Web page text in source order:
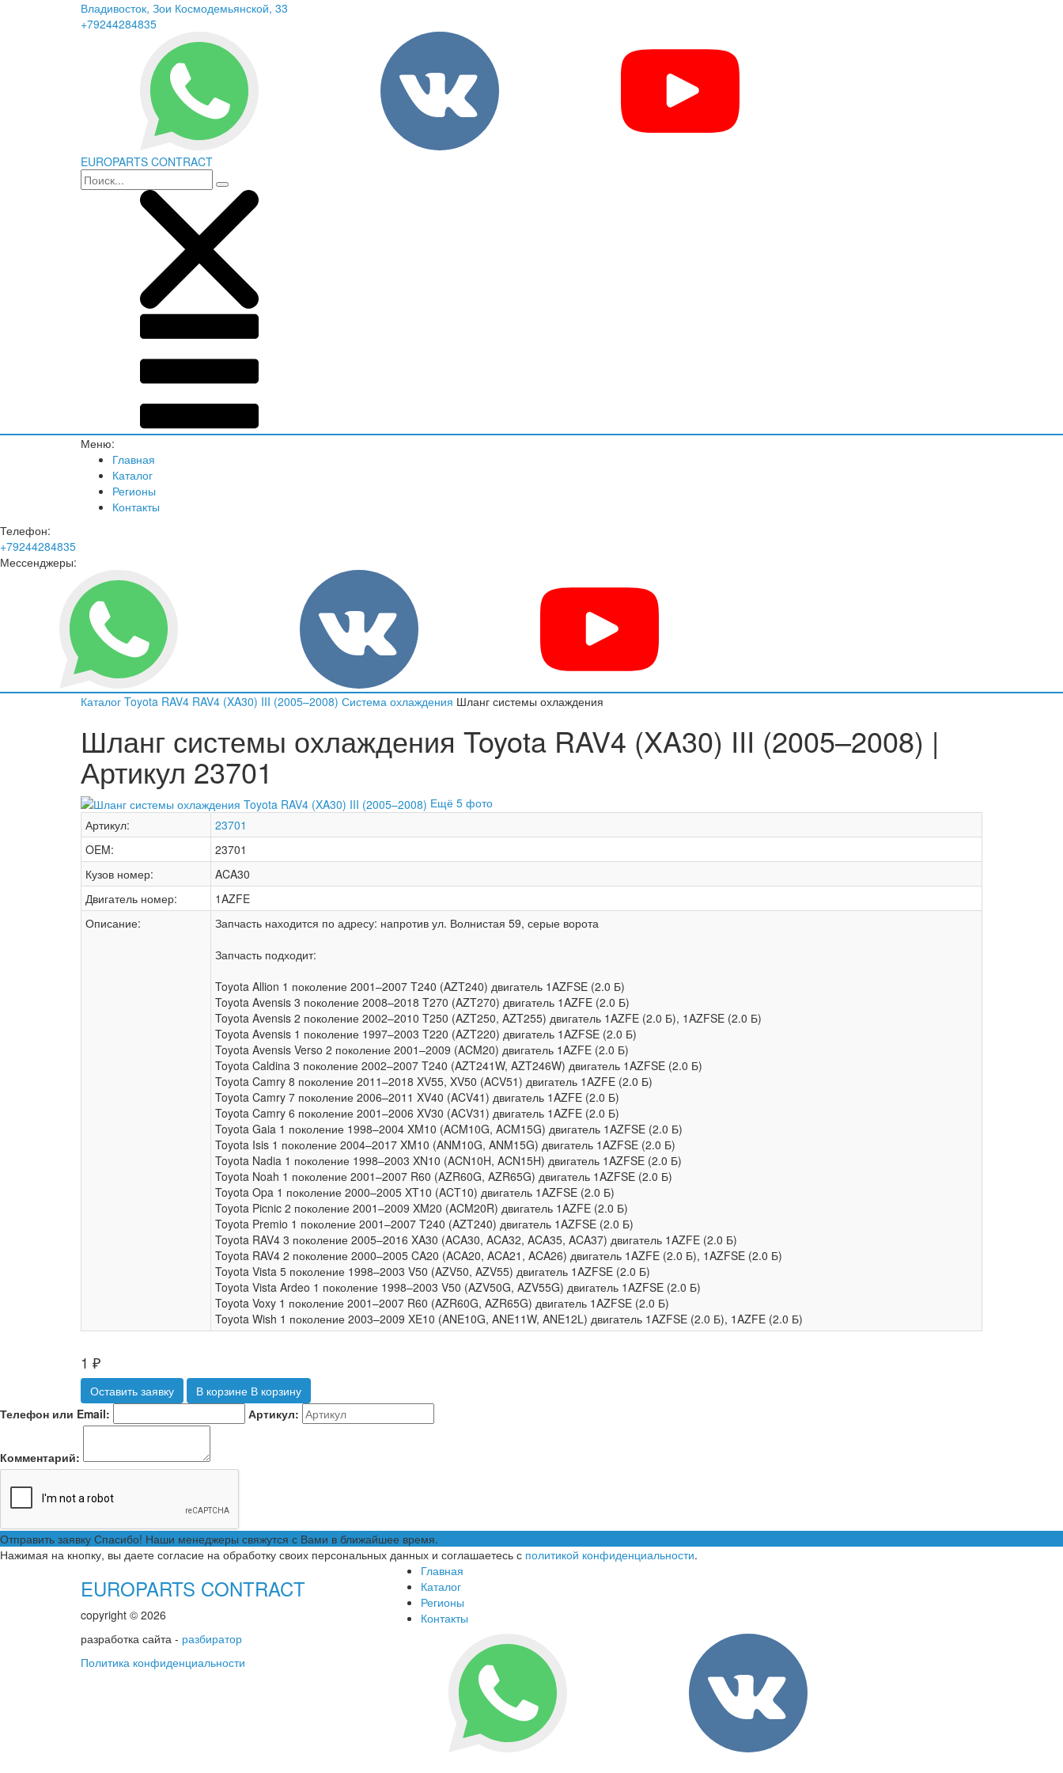
Владивосток, Зои Космодемьянской, 33
+79244284835
EUROPARTS CONTRACT
Меню:
Главная
Каталог
Регионы
Контакты
Телефон:
+79244284835
Мессенджеры:
Каталог Toyota RAV4 RAV4 (XA30) III (2005–2008) Система охлаждения Шланг системы охлаждения
Шланг системы охлаждения Toyota RAV4 (XA30) III (2005–2008) |
Артикул 23701
Ещё 5 фото
Артикул:
23701
OEM:
23701
Кузов номер:
ACA30
Двигатель номер:
1AZFE
Описание:
Запчасть находится по адресу: напротив ул. Волнистая 59, серые ворота
Запчасть подходит:
Toyota Allion 1 поколение 2001–2007 T240 (AZT240) двигатель 1AZFSE (2.0 Б)
Toyota Avensis 3 поколение 2008–2018 T270 (AZT270) двигатель 1AZFE (2.0 Б)
Toyota Avensis 2 поколение 2002–2010 T250 (AZT250, AZT255) двигатель 1AZFE (2.0 Б), 1AZFSE (2.0 Б)
Toyota Avensis 1 поколение 1997–2003 T220 (AZT220) двигатель 1AZFSE (2.0 Б)
Toyota Avensis Verso 2 поколение 2001–2009 (ACM20) двигатель 1AZFE (2.0 Б)
Toyota Caldina 3 поколение 2002–2007 T240 (AZT241W, AZT246W) двигатель 1AZFSE (2.0 Б)
Toyota Camry 8 поколение 2011–2018 XV55, XV50 (ACV51) двигатель 1AZFE (2.0 Б)
Toyota Camry 7 поколение 2006–2011 XV40 (ACV41) двигатель 1AZFE (2.0 Б)
Toyota Camry 6 поколение 2001–2006 XV30 (ACV31) двигатель 1AZFE (2.0 Б)
Toyota Gaia 1 поколение 1998–2004 XM10 (ACM10G, ACM15G) двигатель 1AZFSE (2.0 Б)
Toyota Isis 1 поколение 2004–2017 XM10 (ANM10G, ANM15G) двигатель 1AZFSE (2.0 Б)
Toyota Nadia 1 поколение 1998–2003 XN10 (ACN10H, ACN15H) двигатель 1AZFSE (2.0 Б)
Toyota Noah 1 поколение 2001–2007 R60 (AZR60G, AZR65G) двигатель 1AZFSE (2.0 Б)
Toyota Opa 1 поколение 2000–2005 XT10 (ACT10) двигатель 1AZFSE (2.0 Б)
Toyota Picnic 2 поколение 2001–2009 XM20 (ACM20R) двигатель 1AZFE (2.0 Б)
Toyota Premio 1 поколение 2001–2007 T240 (AZT240) двигатель 1AZFSE (2.0 Б)
Toyota RAV4 3 поколение 2005–2016 XA30 (ACA30, ACA32, ACA35, ACA37) двигатель 1AZFE (2.0 Б)
Toyota RAV4 2 поколение 2000–2005 CA20 (ACA20, ACA21, ACA26) двигатель 1AZFE (2.0 Б), 1AZFSE (2.0 Б)
Toyota Vista 5 поколение 1998–2003 V50 (AZV50, AZV55) двигатель 1AZFSE (2.0 Б)
Toyota Vista Ardeo 1 поколение 1998–2003 V50 (AZV50G, AZV55G) двигатель 1AZFSE (2.0 Б)
Toyota Voxy 1 поколение 2001–2007 R60 (AZR60G, AZR65G) двигатель 1AZFSE (2.0 Б)
Toyota Wish 1 поколение 2003–2009 XE10 (ANE10G, ANE11W, ANE12L) двигатель 1AZFSE (2.0 Б), 1AZFE (2.0 Б)
1 ₽
Оставить заявку В корзине В корзину
Телефон или Email:
Артикул:
Комментарий:
Отправить заявку Спасибо! Наши менеджеры свяжутся с Вами в ближайшее время.
Нажимая на кнопку, вы даете согласие на обработку своих персональных данных и соглашаетесь с политикой конфиденциальности.
EUROPARTS CONTRACT
copyright © 2026
разработка сайта - разбиратор
Политика конфиденциальности
Главная
Каталог
Регионы
Контакты